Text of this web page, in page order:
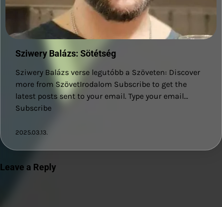
Sziwery Balázs: Sötétség
Sziwery Balázs verse legutóbb a Szöveten: Discover
more from SzövetIrodalom Subscribe to get the
latest posts sent to your email. Type your email…
Subscribe
2025.03.13.
Leave a Reply